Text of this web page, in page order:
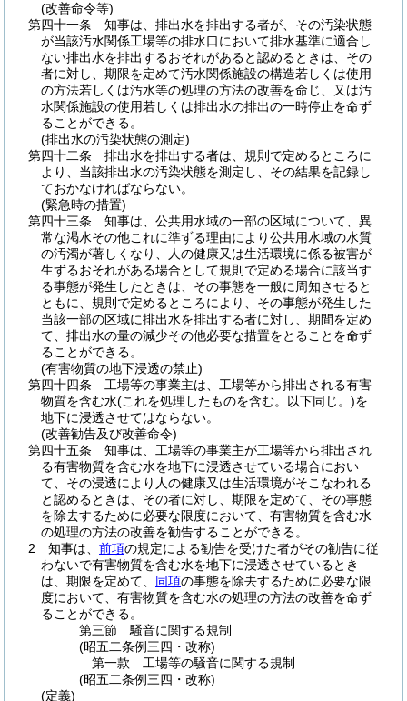
(改善命令等)
第四十一条
知事は、排出水を排出する者が、その汚染状態
が当該汚水関係工場等の排水口において排水基準に適合し
ない排出水を排出するおそれがあると認めるときは、その
者に対し、期限を定めて汚水関係施設の構造若しくは使用
の方法若しくは汚水等の処理の方法の改善を命じ、又は汚
水関係施設の使用若しくは排出水の排出の一時停止を命ず
ることができる。
(排出水の汚染状態の測定)
第四十二条
排出水を排出する者は、規則で定めるところに
より、当該排出水の汚染状態を測定し、その結果を記録し
ておかなければならない。
(緊急時の措置)
第四十三条
知事は、公共用水域の一部の区域について、異
常な渇水その他これに準ずる理由により公共用水域の水質
の汚濁が著しくなり、人の健康又は生活環境に係る被害が
生ずるおそれがある場合として規則で定める場合に該当す
る事態が発生したときは、その事態を一般に周知させると
ともに、規則で定めるところにより、その事態が発生した
当該一部の区域に排出水を排出する者に対し、期間を定め
て、排出水の量の減少その他必要な措置をとることを命ず
ることができる。
(有害物質の地下浸透の禁止)
第四十四条
工場等の事業主は、工場等から排出される有害
物質を含む水(これを処理したものを含む。以下同じ。)を
地下に浸透させてはならない。
(改善勧告及び改善命令)
第四十五条
知事は、工場等の事業主が工場等から排出され
る有害物質を含む水を地下に浸透させている場合におい
て、その浸透により人の健康又は生活環境がそこなわれる
と認めるときは、その者に対し、期限を定めて、その事態
を除去するために必要な限度において、有害物質を含む水
の処理の方法の改善を勧告することができる。
2
知事は、 前項の規定による勧告を受けた者がその勧告に従
わないで有害物質を含む水を地下に浸透させているとき
は、期限を定めて、 同項の事態を除去するために必要な限
度において、有害物質を含む水の処理の方法の改善を命ず
ることができる。
第三節
騒音に関する規制
(昭五二条例三四・改称)
第一款
工場等の騒音に関する規制
(昭五二条例三四・改称)
(定義)